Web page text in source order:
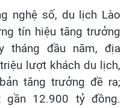
nghệ số, du lịch Lào
tín hiệu tăng trưởng
tháng đầu năm, địa
lượt khách du lịch,
tăng trưởng đề ra;
12.900 tỷ đồng.